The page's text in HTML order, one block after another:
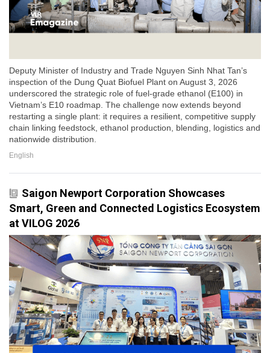
Deputy Minister of Industry and Trade Nguyen Sinh Nhat Tan’s
inspection of the Dung Quat Biofuel Plant on August 3, 2026
underscored the strategic role of fuel-grade ethanol (E100) in
Vietnam’s E10 roadmap. The challenge now extends beyond
restarting a single plant: it requires a resilient, competitive supply
chain linking feedstock, ethanol production, blending, logistics and
nationwide distribution.
English
Saigon Newport Corporation Showcases
Smart, Green and Connected Logistics Ecosystem
at VILOG 2026